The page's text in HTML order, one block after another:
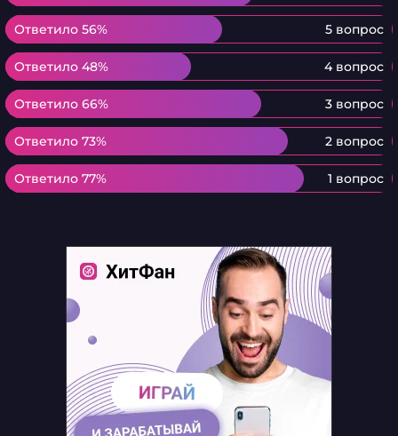
Ответило 56% 5 вопрос
Ответило 56%
Ответило 48% 4 вопрос
Ответило 48%
Ответило 66% 3 вопрос
Ответило 66%
Ответило 73% 2 вопрос
Ответило 73%
Ответило 77% 1 вопрос
Ответило 77%